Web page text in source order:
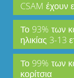
CSAM έχουν
Το 93% των
ηλικίας 3-13
Το 99% των
κορίτσια